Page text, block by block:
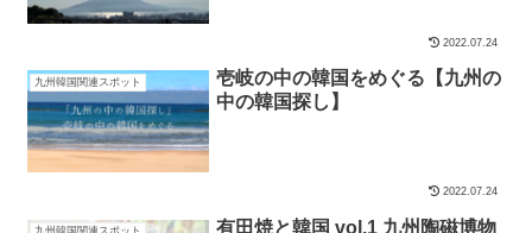
2022.07.24
九州韓国関連スポット
壱岐の中の韓国をめぐる【九州の
中の韓国探し】
2022.07.24
九州韓国関連スポット
有田焼と韓国 vol.1 九州陶磁博物